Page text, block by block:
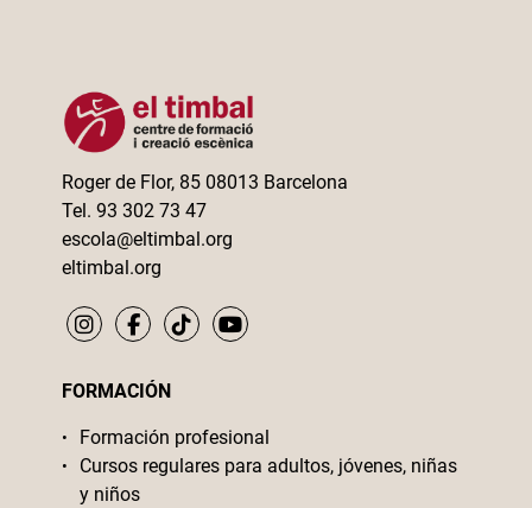
Roger de Flor, 85 08013 Barcelona
Tel. 93 302 73 47
escola@eltimbal.org
eltimbal.org
FORMACIÓN
Formación profesional
Cursos regulares para adultos, jóvenes, niñas
y niños